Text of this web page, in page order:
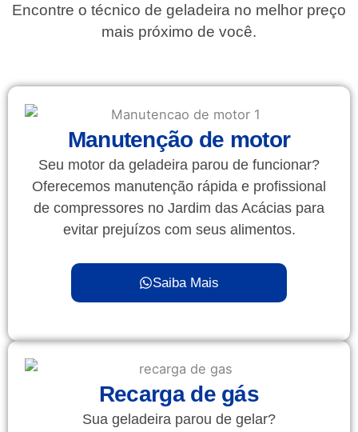
Encontre o técnico de geladeira no melhor preço
mais próximo de você.
Manutenção de motor
Seu motor da geladeira parou de funcionar?
Oferecemos manutenção rápida e profissional
de compressores no Jardim das Acácias para
evitar prejuízos com seus alimentos.
Saiba Mais
Recarga de gás
Sua geladeira parou de gelar?